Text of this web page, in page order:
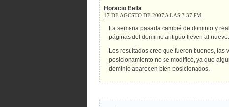
Horacio Bella
17 DE AGOSTO DE 2007 A LAS 3:37 PM
La semana pasada cambié de dominio y
páginas del dominio antiguo lleven al
Los resultados creo que fueron buenos, las
posicionamiento no se modificó, ya que
dominio aparecen bien posicionados.